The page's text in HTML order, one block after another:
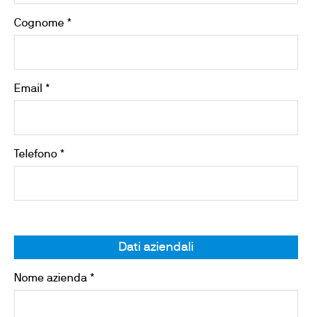
Cognome *
Email *
Telefono *
Dati aziendali
Nome azienda *